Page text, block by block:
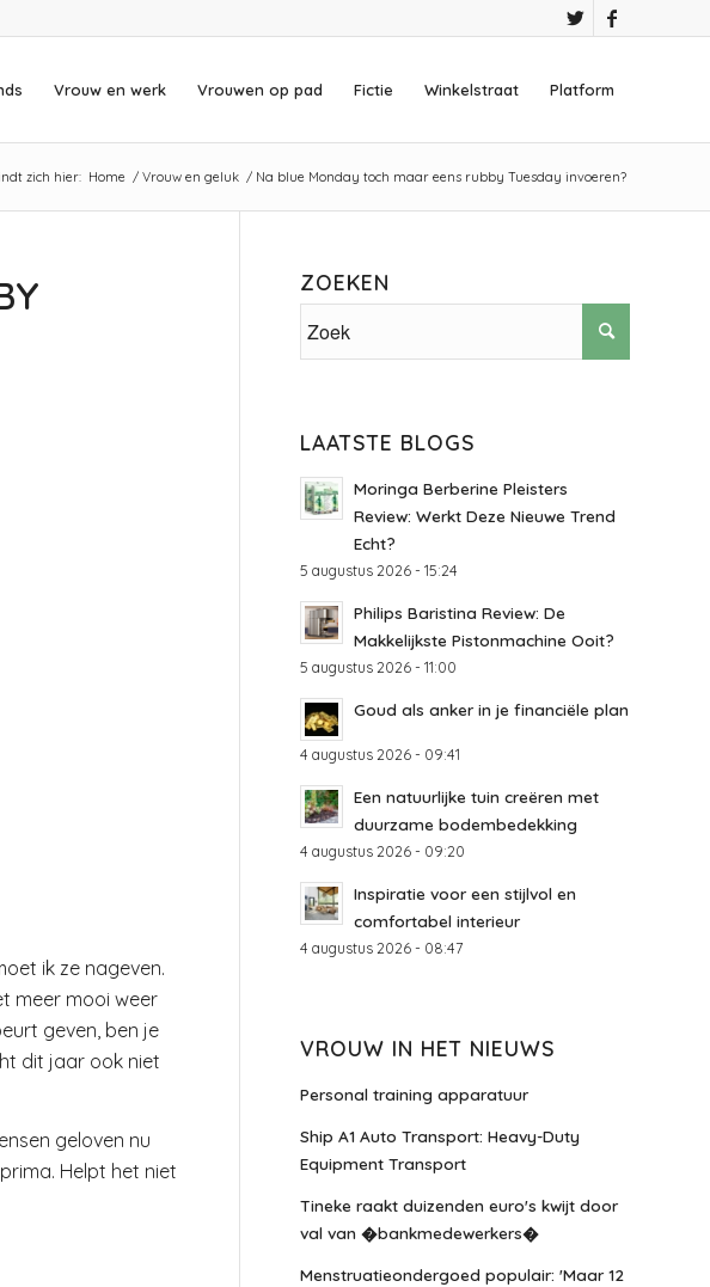
Vrouw en werk Vrouwen op pad Fictie Winkelstraat Platform
zich hier: Home / Vrouw en geluk / Na blue Monday toch maar eens rubby Tuesday invoeren?
ik ze nageven.
meer mooi weer
geven, ben je
dit jaar ook niet
geloven nu
Helpt het niet
ZOEKEN
LAATSTE BLOGS
Moringa Berberine Pleisters
Review: Werkt Deze Nieuwe Trend
Echt?
5 augustus 2026 - 15:24
Philips Baristina Review: De
Makkelijkste Pistonmachine Ooit?
5 augustus 2026 - 11:00
Goud als anker in je financiële plan
4 augustus 2026 - 09:41
Een natuurlijke tuin creëren met
duurzame bodembedekking
4 augustus 2026 - 09:20
Inspiratie voor een stijlvol en
comfortabel interieur
4 augustus 2026 - 08:47
VROUW IN HET NIEUWS
Personal training apparatuur
Ship A1 Auto Transport: Heavy-Duty
Equipment Transport
Tineke raakt duizenden euro's kwijt door
val van �bankmedewerkers�
Menstruatieondergoed populair: 'Maar 12